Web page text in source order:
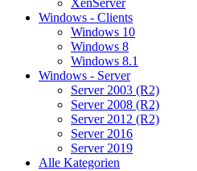
XenServer
Windows - Clients
Windows 10
Windows 8
Windows 8.1
Windows - Server
Server 2003 (R2)
Server 2008 (R2)
Server 2012 (R2)
Server 2016
Server 2019
Alle Kategorien